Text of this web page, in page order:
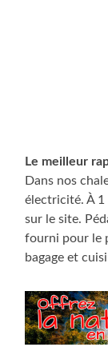
Le meilleur
Dans nos
électricité. À
sur le site.
fourni pour le
bagage et